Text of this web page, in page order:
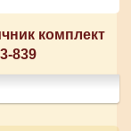
комплект
839